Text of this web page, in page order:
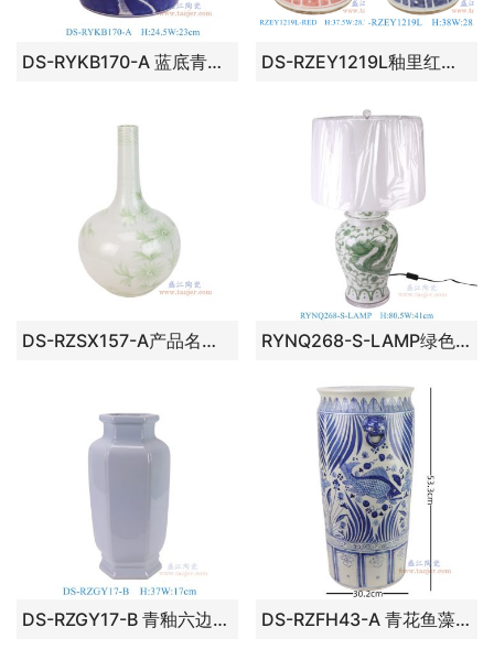
DS-RYKB170-A 蓝底青花冰梅眀罐灯具 DS-RZEY1219L釉里红青花牡丹将军罐身子狮耳灯具
DS-RZSX157-A产品名称:绿色竹纹胆瓶灯具 RYNQ268-S-LAMP绿色龙纹将军罐灯具带灯罩
DS-RZGY17-B 青釉六边形花瓶灯具 景德镇陶瓷 DS-RZFH43-A 青花鱼藻纹狮耳直筒箭筒伞筒台灯